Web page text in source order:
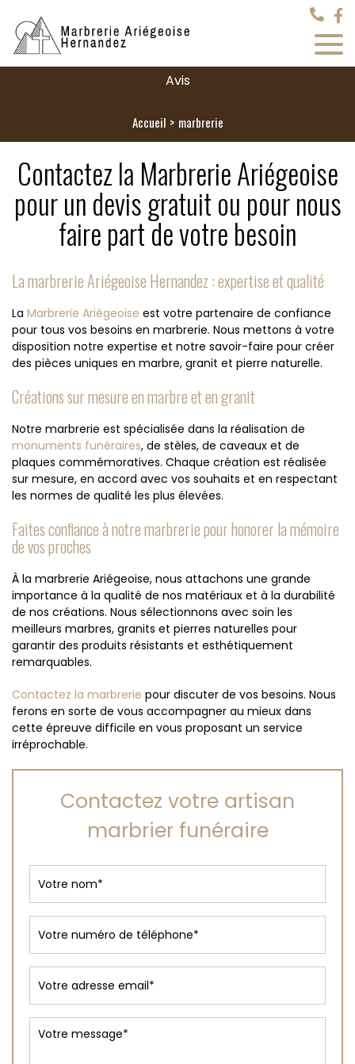
Avis
Accueil marbrerie
Contactez la Marbrerie Ariégeoise
pour un devis gratuit ou pour nous
faire part de votre besoin
La marbrerie Ariégeoise Hernandez : expertise et qualité
La Marbrerie Ariégeoise est votre partenaire de confiance
pour tous vos besoins en marbrerie. Nous mettons à votre
disposition notre expertise et notre savoir-faire pour créer
des pièces uniques en marbre, granit et pierre naturelle.
Créations sur mesure en marbre et en granit
Notre marbrerie est spécialisée dans la réalisation de
monuments funéraires, de stèles, de caveaux et de
plaques commémoratives. Chaque création est réalisée
sur mesure, en accord avec vos souhaits et en respectant
les normes de qualité les plus élevées.
Faites confiance à notre marbrerie pour honorer la mémoire
de vos proches
À la marbrerie Ariégeoise, nous attachons une grande
importance à la qualité de nos matériaux et à la durabilité
de nos créations. Nous sélectionnons avec soin les
meilleurs marbres, granits et pierres naturelles pour
garantir des produits résistants et esthétiquement
remarquables.
Contactez la marbrerie pour discuter de vos besoins. Nous
ferons en sorte de vous accompagner au mieux dans
cette épreuve difficile en vous proposant un service
irréprochable.
Contactez votre artisan
marbrier funéraire